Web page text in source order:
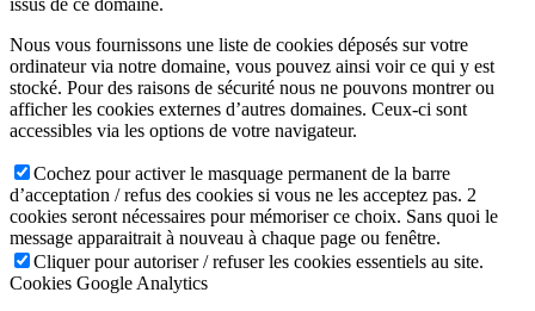
issus de ce domaine.
Nous vous fournissons une liste de cookies déposés sur votre
ordinateur via notre domaine, vous pouvez ainsi voir ce qui y est
stocké. Pour des raisons de sécurité nous ne pouvons montrer ou
afficher les cookies externes d’autres domaines. Ceux-ci sont
accessibles via les options de votre navigateur.
Cochez pour activer le masquage permanent de la barre
d’acceptation / refus des cookies si vous ne les acceptez pas. 2
cookies seront nécessaires pour mémoriser ce choix. Sans quoi le
message apparaitrait à nouveau à chaque page ou fenêtre.
Cliquer pour autoriser / refuser les cookies essentiels au site.
Cookies Google Analytics